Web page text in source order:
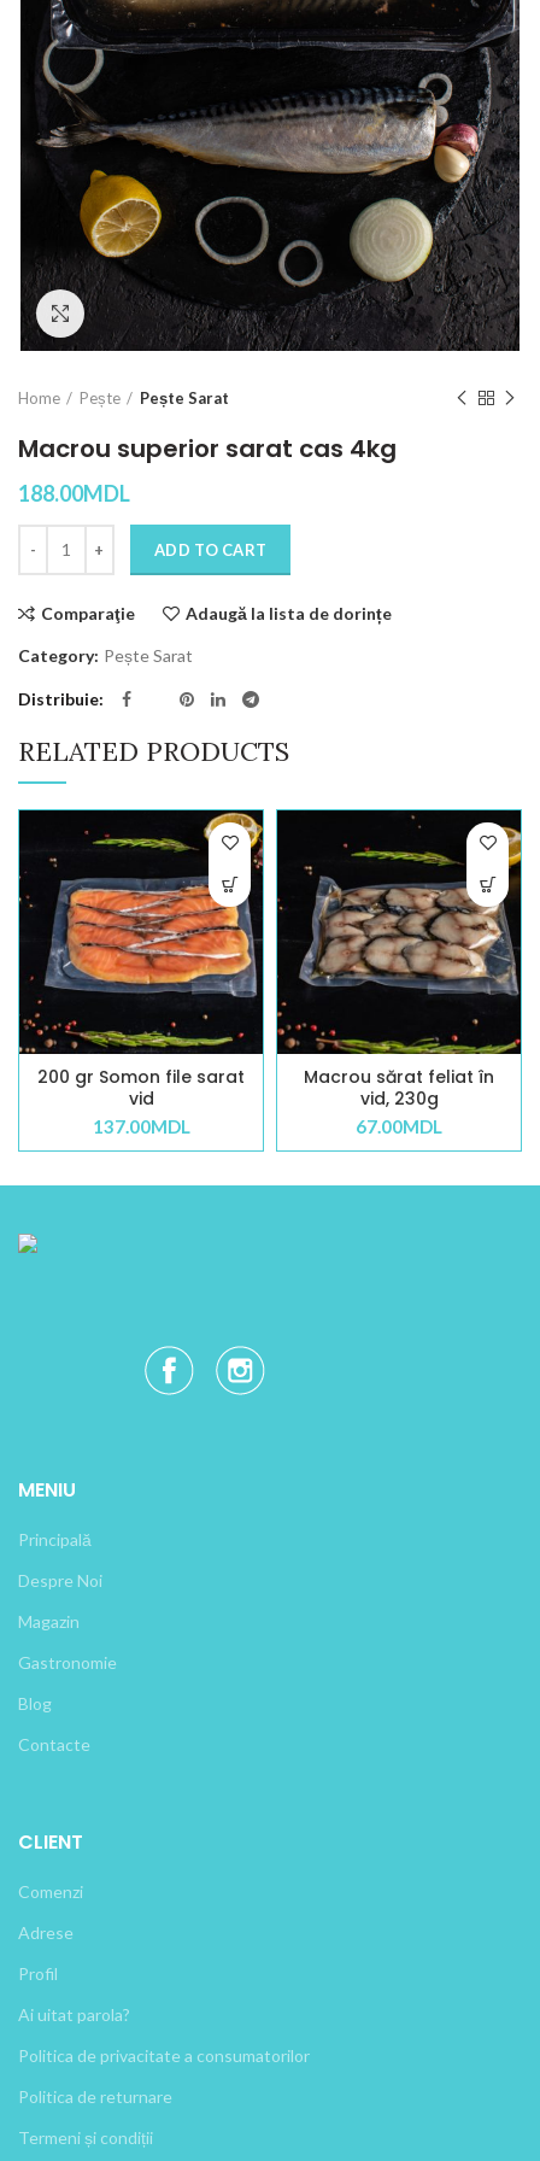
Click to enlarge
Home Pește Pește Sarat
Macrou superior sarat cas 4kg
188.00MDL
ADD TO CART
Comparaţie Adaugă la lista de dorințe
Category: Pește Sarat
Distribuie
RELATED PRODUCTS
200 gr Somon file sarat
vid
137.00MDL
Macrou sărat feliat în
vid, 230g
67.00MDL
MENIU
Principală
Despre Noi
Magazin
Gastronomie
Blog
Contacte
CLIENT
Comenzi
Adrese
Profil
Ai uitat parola?
Politica de privacitate a consumatorilor
Politica de returnare
Termeni și condiții